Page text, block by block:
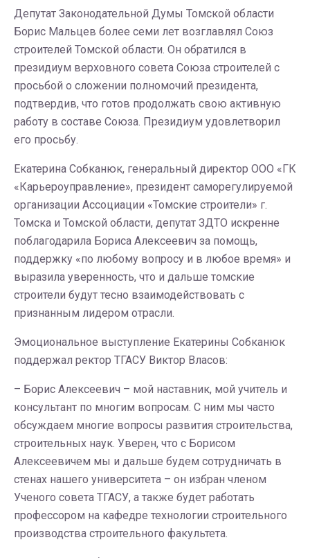
Депутат Законодательной Думы Томской области
Борис Мальцев более семи лет возглавлял Союз
строителей Томской области. Он обратился в
президиум верховного совета Союза строителей с
просьбой о сложении полномочий президента,
подтвердив, что готов продолжать свою активную
работу в составе Союза. Президиум удовлетворил
его просьбу.
Екатерина Собканюк, генеральный директор ООО «ГК
«Карьероуправление», президент саморегулируемой
организации Ассоциации «Томские строители» г.
Томска и Томской области, депутат ЗДТО искренне
поблагодарила Бориса Алексеевич за помощь,
поддержку «по любому вопросу и в любое время» и
выразила уверенность, что и дальше томские
строители будут тесно взаимодействовать с
признанным лидером отрасли.
Эмоциональное выступление Екатерины Собканюк
поддержал ректор ТГАСУ Виктор Власов:
– Борис Алексеевич – мой наставник, мой учитель и
консультант по многим вопросам. С ним мы часто
обсуждаем многие вопросы развития строительства,
строительных наук. Уверен, что с Борисом
Алексеевичем мы и дальше будем сотрудничать в
стенах нашего университета – он избран членом
Ученого совета ТГАСУ, а также будет работать
профессором на кафедре технологии строительного
производства строительного факультета.